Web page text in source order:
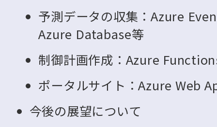
予測データの収集：Azure
Azure Database等
制御計画作成：Azure
ポータルサイト：Azure Web
今後の展望について